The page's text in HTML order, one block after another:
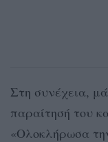
Στη συνέχεια,
παραίτησή του
«Ολοκλήρωσα